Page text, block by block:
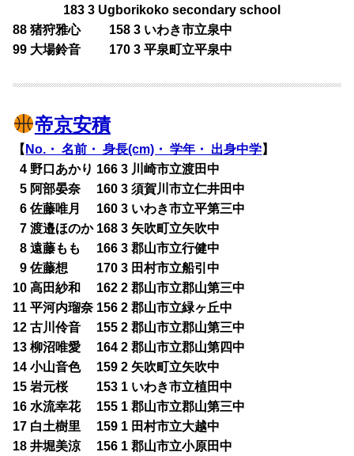
183 3 Ugborikoko secondary school
88 猪狩雅心 158 3 いわき市立泉中
99 大場鈴音 170 3 平泉町立平泉中
帝京安積
【 No.・ 名前・ 身長(cm)・ 学年・ 出身中学】
04 野口あかり 166 3 川崎市立渡田中
05 阿部晏奈 160 3 須賀川市立仁井田中
06 佐藤唯月 160 3 いわき市立平第三中
07 渡邉ほのか 168 3 矢吹町立矢吹中
08 遠藤もも 166 3 郡山市立行健中
09 佐藤想 170 3 田村市立船引中
10 高田紗和 162 2 郡山市立郡山第三中
11 平河内瑠奈 156 2 郡山市立緑ヶ丘中
12 古川伶音 155 2 郡山市立郡山第三中
13 柳沼唯愛 164 2 郡山市立郡山第四中
14 小山音色 159 2 矢吹町立矢吹中
15 岩元桜 153 1 いわき市立植田中
16 水流幸花 155 1 郡山市立郡山第三中
17 白土樹里 159 1 田村市立大越中
18 井堀美涼 156 1 郡山市立小原田中